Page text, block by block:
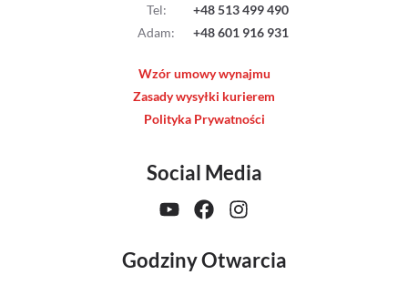
Tel:
+48 513 499 490
Adam: +48 601 916 931
Wzór umowy wynajmu
Zasady wysyłki kurierem
Polityka Prywatności
Social Media
Godziny Otwarcia